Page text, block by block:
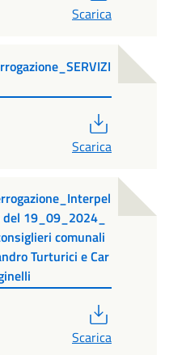
Scarica
Scarica
19_09_2024_
comunali
Turturici e Car
Scarica